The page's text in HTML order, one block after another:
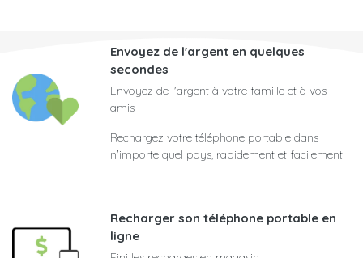
Envoyez de l'argent en quelques
secondes
Envoyez de l'argent à votre famille et à vos
amis
Rechargez votre téléphone portable dans
n'importe quel pays, rapidement et facilement
Recharger son téléphone portable en
ligne